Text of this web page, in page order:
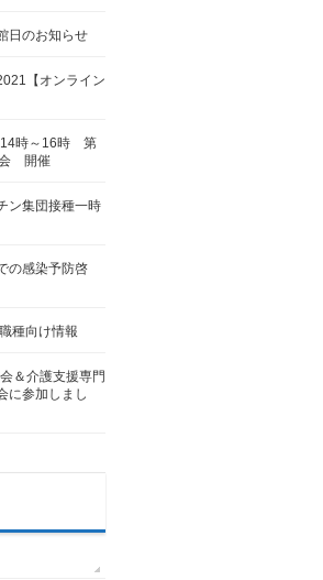
日のお知らせ
【オンライン
14時～16時 第
会 開催
ン集団接種一時
の感染予防啓
種向け情報
＆介護支援専門
に参加しまし